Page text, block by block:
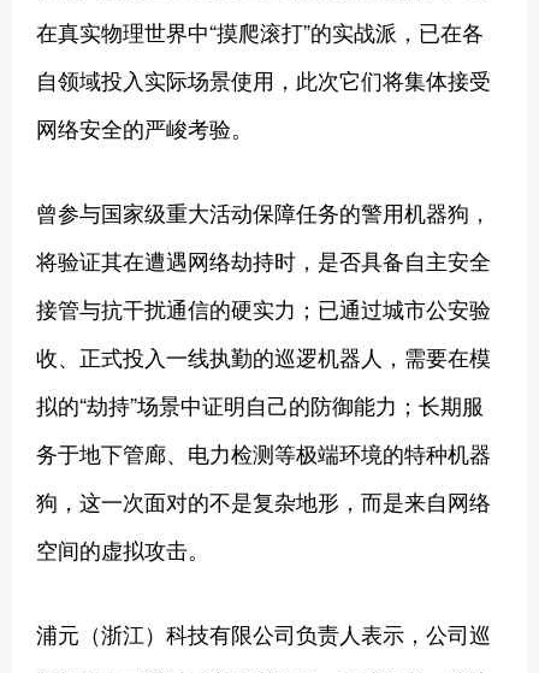
在真实物理世界中“摸爬滚打”的实战派，已在各
自领域投入实际场景使用，此次它们将集体接受
网络安全的严峻考验。
曾参与国家级重大活动保障任务的警用机器狗，
将验证其在遭遇网络劫持时，是否具备自主安全
接管与抗干扰通信的硬实力；已通过城市公安验
收、正式投入一线执勤的巡逻机器人，需要在模
拟的“劫持”场景中证明自己的防御能力；长期服
务于地下管廊、电力检测等极端环境的特种机器
狗，这一次面对的不是复杂地形，而是来自网络
空间的虚拟攻击。
浦元（浙江）科技有限公司负责人表示，公司巡